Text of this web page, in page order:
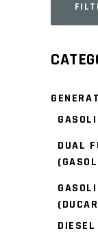
price
price
DUAL